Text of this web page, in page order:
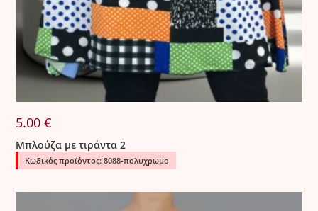
5.00€
Μπλούζα με τιράντα 2
Κωδικός προϊόντος: 8088-πολυχρωμο